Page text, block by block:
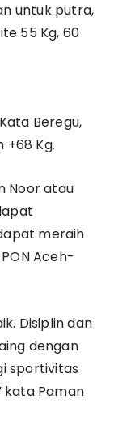
untuk putra,
55 Kg, 60
Beregu,
+68 Kg.
Noor atau
meraih
Aceh-
Disiplin dan
dengan
sportivitas
kata Paman